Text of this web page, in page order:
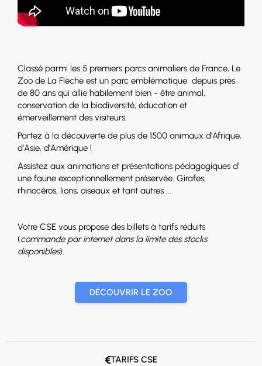
Classé parmi les 5 premiers parcs animaliers de France, Le
Zoo de La Flèche est un parc emblématique depuis près
de 80 ans qui allie habilement bien - être animal,
conservation de la biodiversité, éducation et
émerveillement des visiteurs.
Partez à la découverte de plus de 1500 animaux d'Afrique,
d'Asie, d'Amérique !
Assistez aux animations et présentations pédagogiques d'
une faune exceptionnellement préservée. Girafes,
rhinocéros, lions, oiseaux et tant autres ...
Votre CSE vous propose des billets à tarifs réduits
(commande par internet dans la limite des stocks
disponibles).
DÉCOUVRIR LE ZOO
TARIFS CSE